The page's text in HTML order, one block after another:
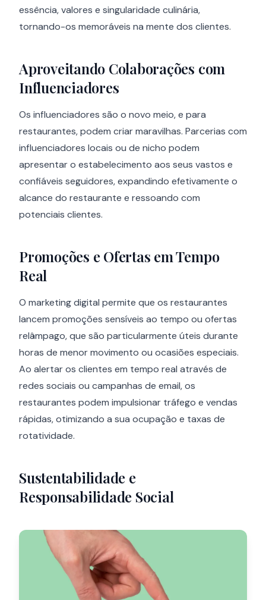
essência, valores e singularidade culinária,
tornando-os memoráveis na mente dos clientes.
Aproveitando Colaborações com
Influenciadores
Os influenciadores são o novo meio, e para
restaurantes, podem criar maravilhas. Parcerias com
influenciadores locais ou de nicho podem
apresentar o estabelecimento aos seus vastos e
confiáveis seguidores, expandindo efetivamente o
alcance do restaurante e ressoando com
potenciais clientes.
Promoções e Ofertas em Tempo
Real
O marketing digital permite que os restaurantes
lancem promoções sensíveis ao tempo ou ofertas
relâmpago, que são particularmente úteis durante
horas de menor movimento ou ocasiões especiais.
Ao alertar os clientes em tempo real através de
redes sociais ou campanhas de email, os
restaurantes podem impulsionar tráfego e vendas
rápidas, otimizando a sua ocupação e taxas de
rotatividade.
Sustentabilidade e
Responsabilidade Social